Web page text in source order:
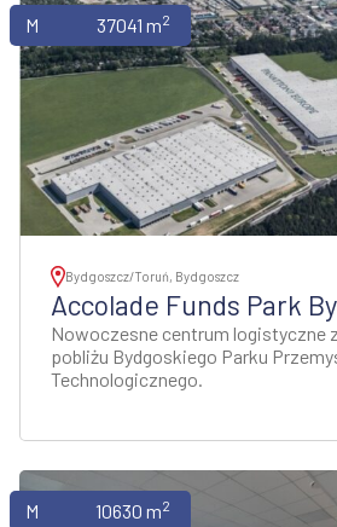
Magazyny37041 m2
Bydgoszcz/Toruń, Bydgoszcz
Accolade Funds Park
Nowoczesne centrum logistyczne
pobliżu Bydgoskiego Parku
Technologicznego.
Magazyny10630 m2